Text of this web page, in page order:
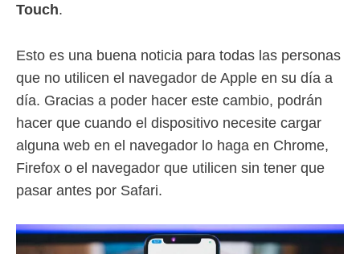
Touch.
Esto es una buena noticia para todas las personas
que no utilicen el navegador de Apple en su día a
día. Gracias a poder hacer este cambio, podrán
hacer que cuando el dispositivo necesite cargar
alguna web en el navegador lo haga en Chrome,
Firefox o el navegador que utilicen sin tener que
pasar antes por Safari.